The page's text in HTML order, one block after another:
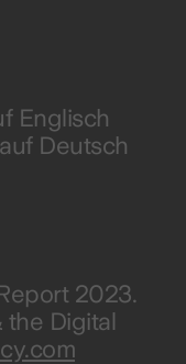
Englisch
Deutsch
2023.
the Digital